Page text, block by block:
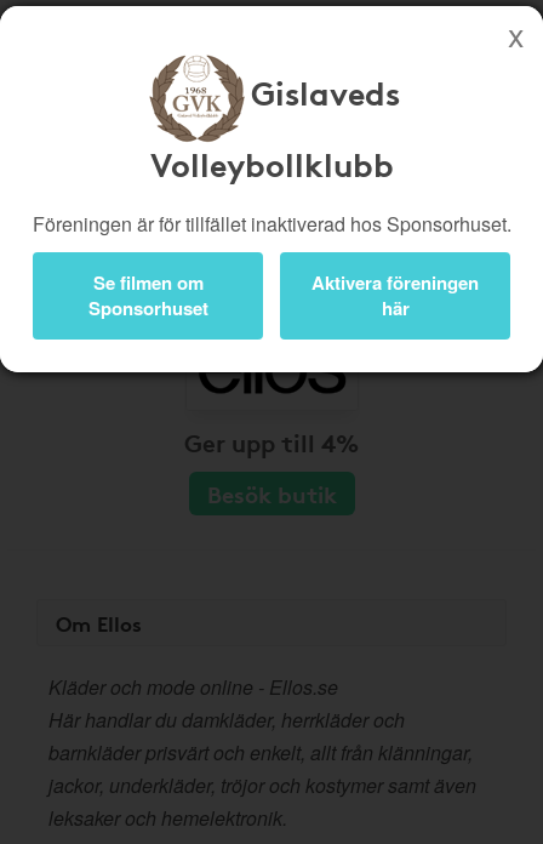
Köp genom denna sida stöttar Gislaveds Volleybollklubb
Bli medlem
Logga in
Gislaveds
Volleybollklubb
Föreningen är för tillfället inaktiverad hos Sponsorhuset.
Se filmen om
Sponsorhuset
Aktivera föreningen
här
Ger upp till 4%
Besök butik
Om Ellos
Kläder och mode online - Ellos.se
Här handlar du damkläder, herrkläder och
barnkläder prisvärt och enkelt, allt från klänningar,
jackor, underkläder, tröjor och kostymer samt även
leksaker och hemelektronik.